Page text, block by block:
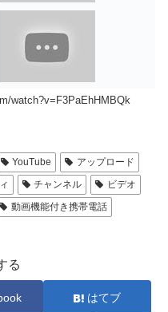
watch?v=F3PaEhHMBQk
YouTube
アップロード
チャンネル
ビデオ
動画機能付き携帯電話
る
はてブ